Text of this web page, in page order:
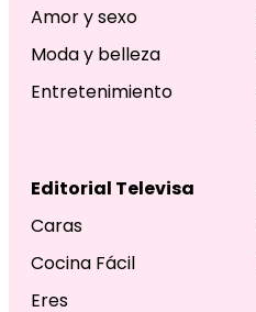
Amor y sexo
Moda y belleza
Entretenimiento
Editorial Televisa
Caras
Cocina Fácil
Eres